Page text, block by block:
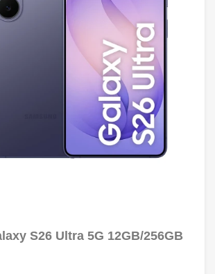
S26 Ultra 5G 12GB/256GB